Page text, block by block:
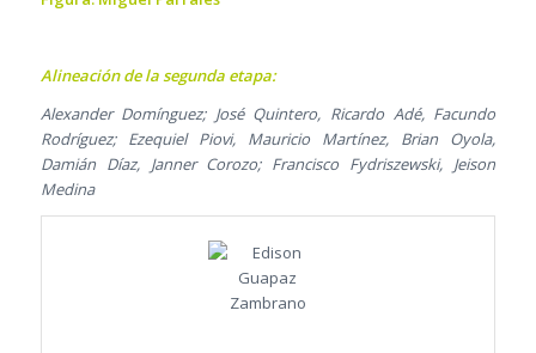
Alineación de la segunda etapa:
Alexander Domínguez; José Quintero, Ricardo Adé, Facundo
Rodríguez; Ezequiel Piovi, Mauricio Martínez, Brian Oyola,
Damián Díaz, Janner Corozo; Francisco Fydriszewski, Jeison
Medina